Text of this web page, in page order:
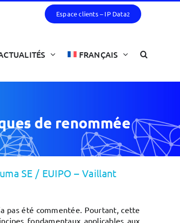
Espace clients – IP Data2
FRANÇAIS
de renommée
SE / EUIPO – Vaillant
pas été commentée. Pourtant, cette
fondamentaux applicables aux